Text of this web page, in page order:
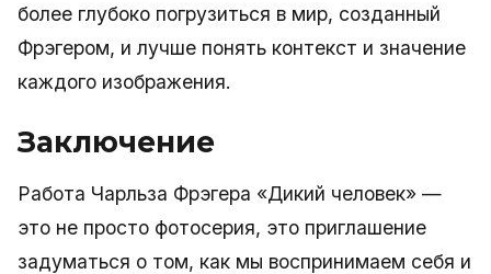
более глубоко погрузиться в мир, созданный
Фрэгером, и лучше понять контекст и значение
каждого изображения.
Заключение
Работа Чарльза Фрэгера «Дикий человек» —
это не просто фотосерия, это приглашение
задуматься о том, как мы воспринимаем себя и